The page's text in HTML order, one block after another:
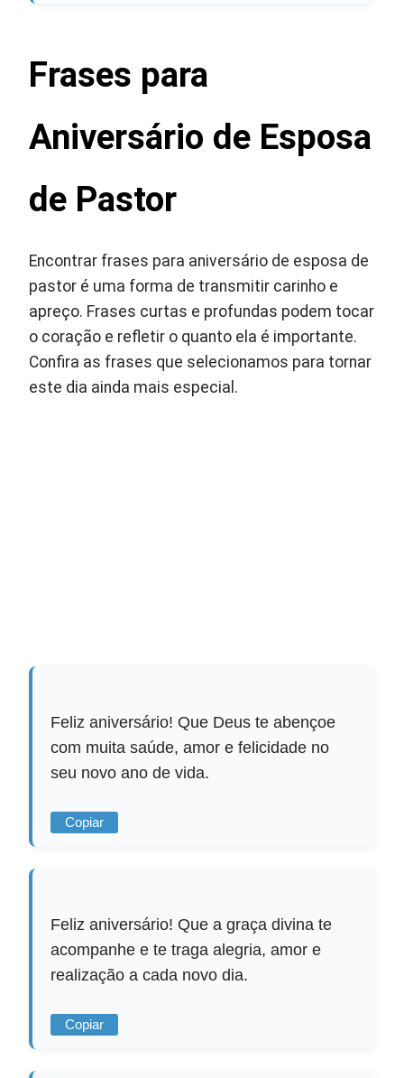
Frases para
Aniversário de Esposa
de Pastor
Encontrar frases para aniversário de esposa de
pastor é uma forma de transmitir carinho e
apreço. Frases curtas e profundas podem tocar
o coração e refletir o quanto ela é importante.
Confira as frases que selecionamos para tornar
este dia ainda mais especial.
Feliz aniversário! Que Deus te abençoe
com muita saúde, amor e felicidade no
seu novo ano de vida.
Copiar
Feliz aniversário! Que a graça divina te
acompanhe e te traga alegria, amor e
realização a cada novo dia.
Copiar